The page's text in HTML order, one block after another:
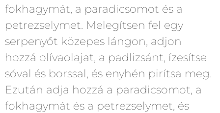
fokhagymát, a paradicsomot és a
petrezselymet. Melegítsen fel egy
serpenyőt közepes lángon, adjon
hozzá olívaolajat, a padlizsánt, ízesítse
sóval és borssal, és enyhén pirítsa meg.
Ezután adja hozzá a paradicsomot, a
fokhagymát és a petrezselymet, és